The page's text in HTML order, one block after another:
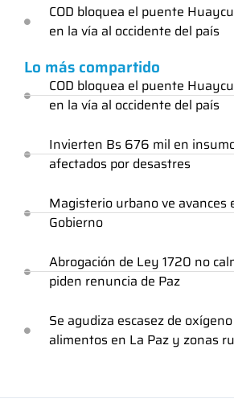
COD bloquea el puente
en la vía al occidente del país
Lo más compartido
COD bloquea el puente
en la vía al occidente del país
Invierten Bs 676 mil en
afectados por desastres
Magisterio urbano ve avances
Gobierno
Abrogación de Ley 1720 no
piden renuncia de Paz
Se agudiza escasez de
alimentos en La Paz y zonas